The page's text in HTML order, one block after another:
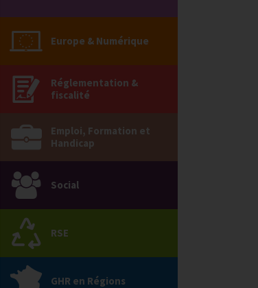
Europe & Numérique
Réglementation &
fiscalité
Emploi, Formation et
Handicap
Social
RSE
GHR en Régions